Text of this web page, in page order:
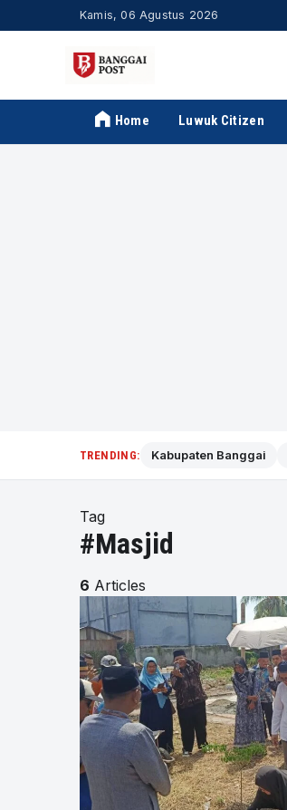
Kamis, 06 Agustus 2026
Home Luwuk Citizen
TRENDING: Kabupaten Banggai
Tag
#Masjid
6 Articles